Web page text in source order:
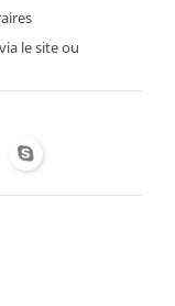
le site ou